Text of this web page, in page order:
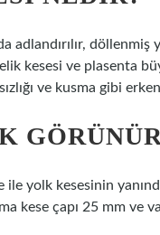
adlandırılır, döllenmiş
kesesi ve plasenta
ve kusma gibi
yolk kesesinin
kese çapı 25 mm ve